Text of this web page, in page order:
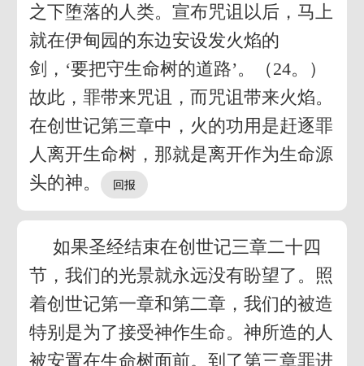
之下堕落的人类。宣布咒诅以后，马上
就在伊甸园的东边安设发火焰的
剑，‘要把守生命树的道路’。（24。）
故此，罪带来咒诅，而咒诅带来火焰。
在创世记第三章中，火的功用是赶逐罪
人离开生命树，那就是离开作为生命源
头的神。
如果圣经结束在创世记三章二十四
节，我们的光景就永远没有盼望了。照
着创世记第一章和第二章，我们的被造
特别是为了接受神作生命。神所造的人
被安置在生命树面前。到了第三章罪进